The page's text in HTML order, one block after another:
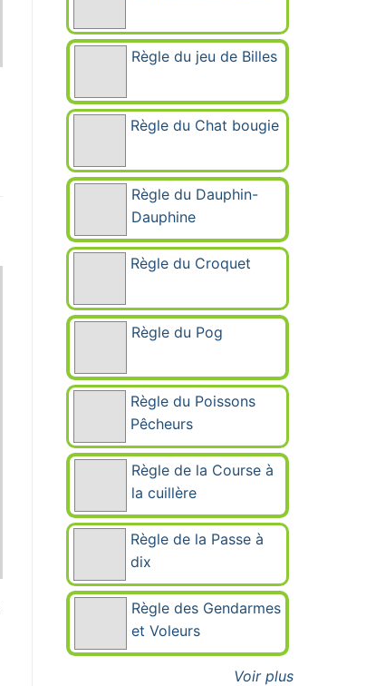
Règle du jeu de Billes
Règle du Chat bougie
Règle du Dauphin-
Dauphine
Règle du Croquet
Règle du Pog
Règle du Poissons
Pêcheurs
Règle de la Course à
la cuillère
Règle de la Passe à
dix
Règle des Gendarmes
et Voleurs
Voir plus